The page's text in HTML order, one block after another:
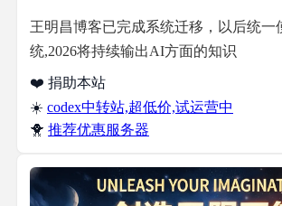
王明昌博客已完成系统迁移，以后统一
统,2026将持续输出AI方面的知识
❤️ 捐助本站
☀️ codex中转站,超低价,试运营中
🐥 推荐优惠服务器